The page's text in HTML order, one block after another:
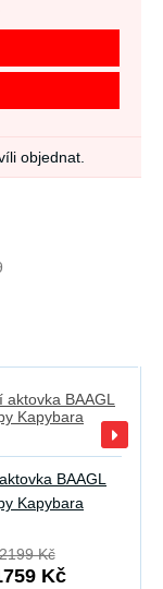
objednat.
BAAGL
Kapybara
Kč
Kč